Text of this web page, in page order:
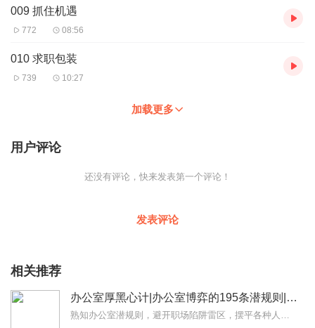
009 抓住机遇
772 08:56
010 求职包装
739 10:27
加载更多
用户评论
还没有评论，快来发表第一个评论！
发表评论
相关推荐
办公室厚黑心计|办公室博弈的195条潜规则|AI电子书
熟知办公室潜规则，避开职场陷阱雷区，摆平各种人际关系